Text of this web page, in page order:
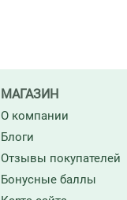
МАГАЗИН
О компании
Блоги
Отзывы покупателей
Бонусные баллы